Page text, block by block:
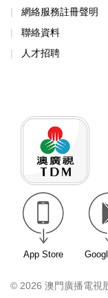
網絡服務註冊聲明
聯絡資料
人才招聘
App Store
© 2026 澳門廣播電視